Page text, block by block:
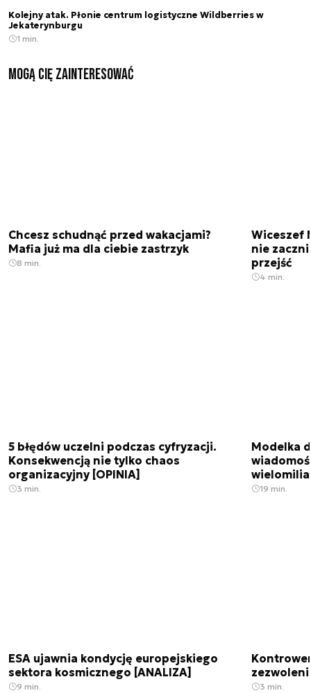
Kolejny atak. Płonie centrum logistyczne Wildberries w
Jekaterynburgu
1 min.
Mogą Cię zainteresować
Chcesz schudnąć przed wakacjami?
Mafia już ma dla ciebie zastrzyk
8 min.
Wiceszef
nie
przejść
4 min.
5 błędów uczelni podczas cyfryzacji.
Konsekwencją nie tylko chaos
organizacyjny [OPINIA]
3 min.
Modelka
19 min.
ESA ujawnia kondycję europejskiego
sektora kosmicznego [ANALIZA]
9 min. 3 min.